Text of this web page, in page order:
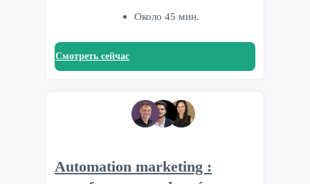
Около 45 мин.
Смотреть сейчас
Automation marketing :